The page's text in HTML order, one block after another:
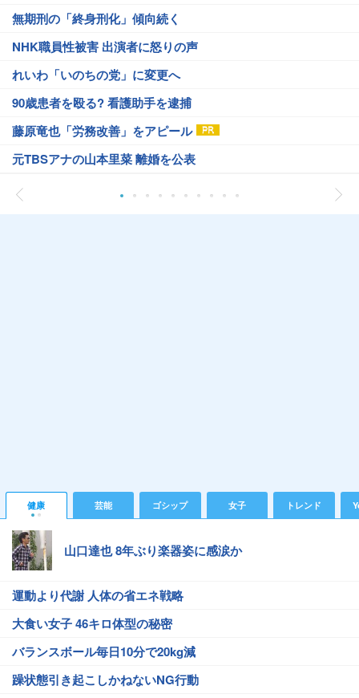
無期刑の「終身刑化」傾向続く
NHK職員性被害 出演者に怒りの声
れいわ「いのちの党」に変更へ
90歳患者を殴る? 看護助手を逮捕
藤原竜也「労務改善」をアピール
元TBSアナの山本里菜 離婚を公表
健康 芸能 ゴシップ 女子 トレンド
山口達也 8年ぶり楽器姿に感涙か
運動より代謝 人体の省エネ戦略
大食い女子 46キロ体型の秘密
バランスボール毎日10分で20kg減
躁状態引き起こしかねないNG行動